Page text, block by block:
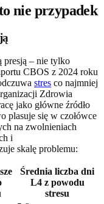
nie przypadek
presją – nie tylko
CBOS z 2024 roku
stres co najmniej
Zdrowia
jako główne źródło
plasuje się w czołówce
na zwolnieniach
i
skalę problemu:
Średnia liczba dni
L4 z powodu
stresu